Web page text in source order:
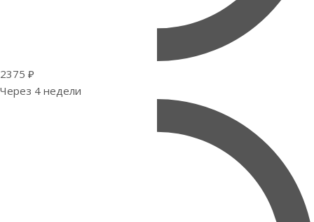
2375 ₽
Через 4 недели